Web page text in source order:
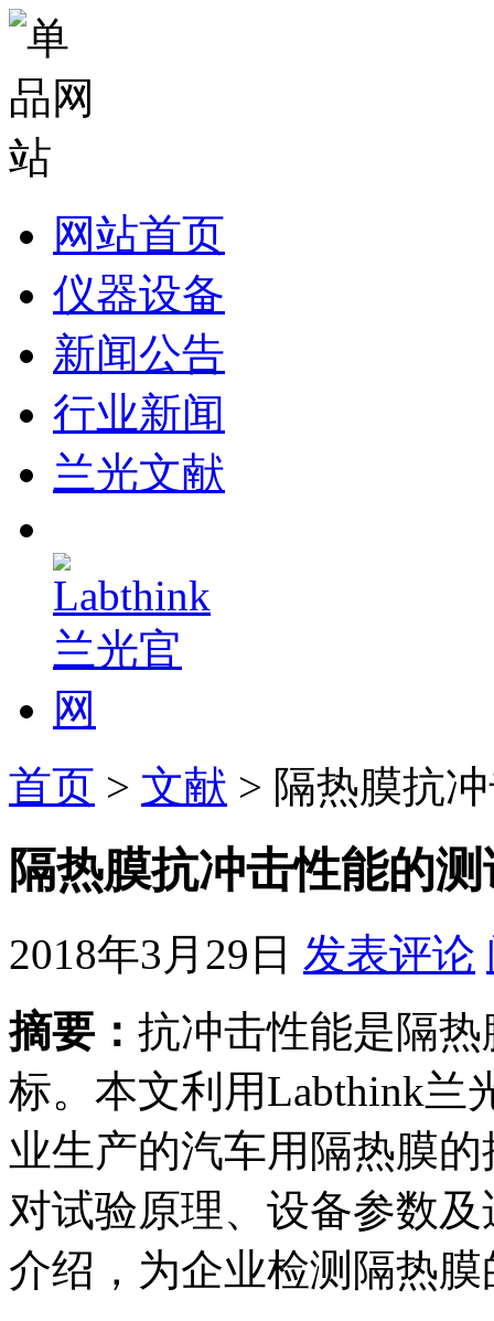
网站首页
仪器设备
新闻公告
行业新闻
兰光文献
首页 > 文献 > 隔热膜抗
隔热膜抗冲击性能的
2018年3月29日 发表评论
摘要： 抗冲击性能是隔
标。本文利用Labthink兰
业生产的汽车用隔热膜
对试验原理、设备参数
介绍，为企业检测隔热